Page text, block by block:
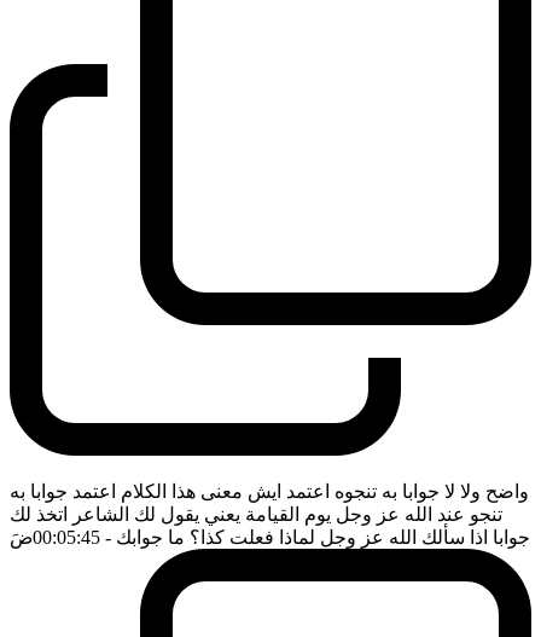
واضح ولا لا جوابا به تنجوه اعتمد ايش معنى هذا الكلام اعتمد جوابا به
تنجو عند الله عز وجل يوم القيامة يعني يقول لك الشاعر اتخذ لك
جوابا اذا سألك الله عز وجل لماذا فعلت كذا؟ ما جوابك - 00:05:45 ضَ